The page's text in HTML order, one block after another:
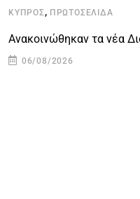
ΚΎΠΡΟΣ, ΠΡΩΤΟΣΈΛΙΔΑ
Ανακοινώθηκαν τα νέα
06/08/2026